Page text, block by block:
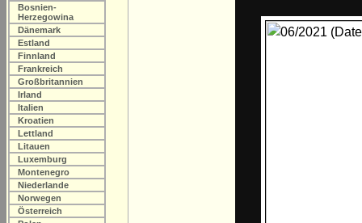
Bosnien-
Herzegowina
Dänemark
Estland
Finnland
Frankreich
Großbritannien
Irland
Italien
Kroatien
Lettland
Litauen
Luxemburg
Montenegro
Niederlande
Norwegen
Österreich